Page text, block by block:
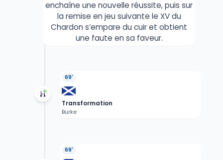
enchaîne une nouvelle réussite, puis sur
la remise en jeu suivante le XV du
Chardon s’empare du cuir et obtient
une faute en sa faveur.
69'
Transformation
Burke
69'